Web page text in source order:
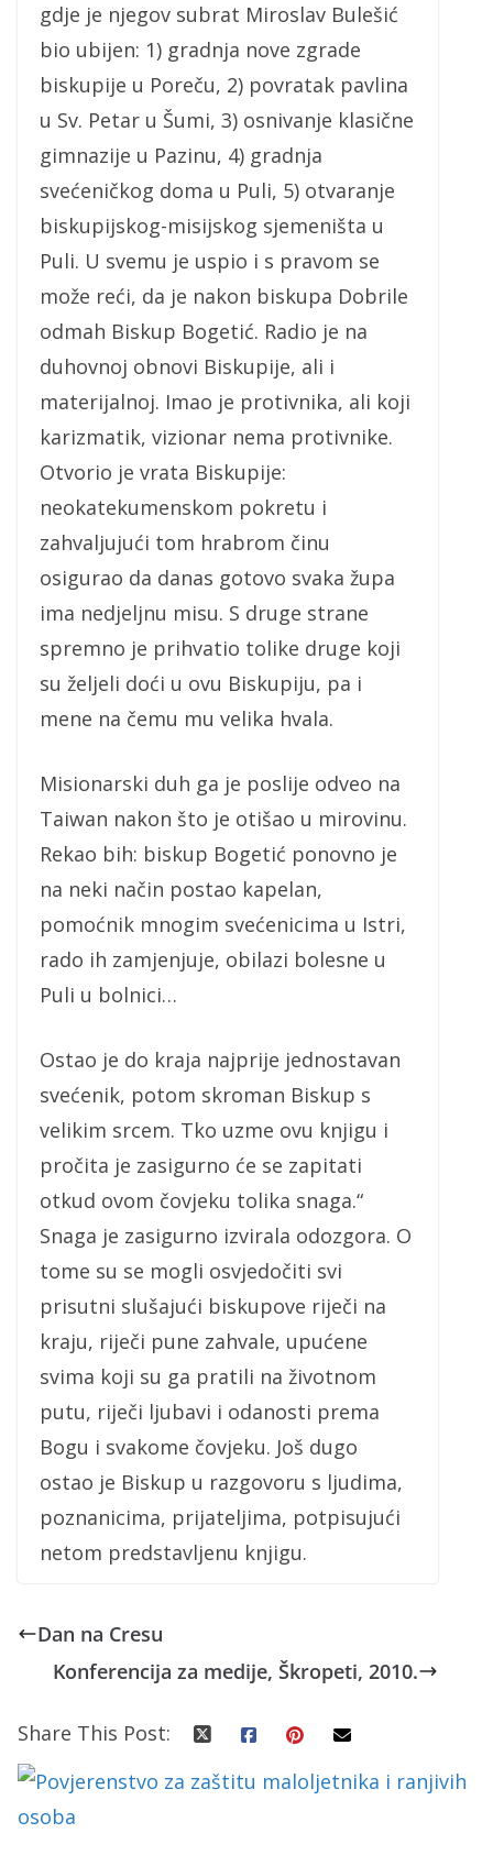
gdje je njegov subrat Miroslav Bulešić
bio ubijen: 1) gradnja nove zgrade
biskupije u Poreču, 2) povratak pavlina
u Sv. Petar u Šumi, 3) osnivanje klasične
gimnazije u Pazinu, 4) gradnja
svećeničkog doma u Puli, 5) otvaranje
biskupijskog-misijskog sjemeništa u
Puli. U svemu je uspio i s pravom se
može reći, da je nakon biskupa Dobrile
odmah Biskup Bogetić. Radio je na
duhovnoj obnovi Biskupije, ali i
materijalnoj. Imao je protivnika, ali koji
karizmatik, vizionar nema protivnike.
Otvorio je vrata Biskupije:
neokatekumenskom pokretu i
zahvaljujući tom hrabrom činu
osigurao da danas gotovo svaka župa
ima nedjeljnu misu. S druge strane
spremno je prihvatio tolike druge koji
su željeli doći u ovu Biskupiju, pa i
mene na čemu mu velika hvala.
Misionarski duh ga je poslije odveo na
Taiwan nakon što je otišao u mirovinu.
Rekao bih: biskup Bogetić ponovno je
na neki način postao kapelan,
pomoćnik mnogim svećenicima u Istri,
rado ih zamjenjuje, obilazi bolesne u
Puli u bolnici…
Ostao je do kraja najprije jednostavan
svećenik, potom skroman Biskup s
velikim srcem. Tko uzme ovu knjigu i
pročita je zasigurno će se zapitati
otkud ovom čovjeku tolika snaga.“
Snaga je zasigurno izvirala odozgora. O
tome su se mogli osvjedočiti svi
prisutni slušajući biskupove riječi na
kraju, riječi pune zahvale, upućene
svima koji su ga pratili na životnom
putu, riječi ljubavi i odanosti prema
Bogu i svakome čovjeku. Još dugo
ostao je Biskup u razgovoru s ljudima,
poznanicima, prijateljima, potpisujući
netom predstavljenu knjigu.
Dan na Cresu
Konferencija za medije, Škropeti, 2010.
Share This Post: